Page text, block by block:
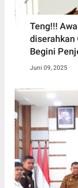
Teng!!!
diserahkan
Begini
Juni 09, 2025